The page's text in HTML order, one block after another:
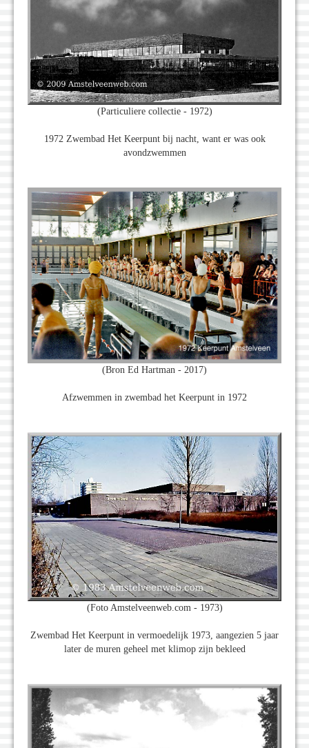
(Particuliere collectie - 1972)
1972 Zwembad Het Keerpunt bij nacht, want er was ook
avondzwemmen
(Bron Ed Hartman - 2017)
Afzwemmen in zwembad het Keerpunt in 1972
(Foto Amstelveenweb.com - 1973)
Zwembad Het Keerpunt in vermoedelijk 1973, aangezien 5 jaar
later de muren geheel met klimop zijn bekleed